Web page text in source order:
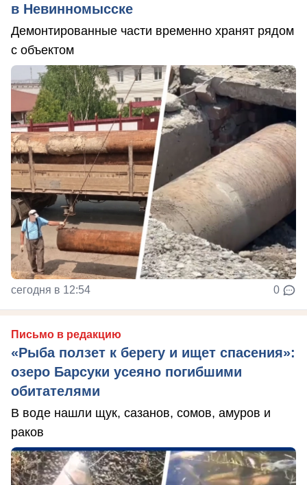
в Невинномысске
Демонтированные части временно хранят рядом
с объектом
сегодня в 12:54 0
Письмо в редакцию
«Рыба ползет к берегу и ищет спасения»:
озеро Барсуки усеяно погибшими
обитателями
В воде нашли щук, сазанов, сомов, амуров и
раков